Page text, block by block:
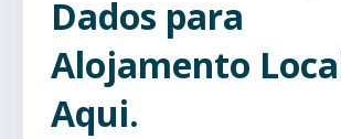
Dados para
Alojamento
Aqui.